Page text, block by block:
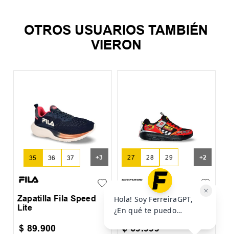
OTROS USUARIOS TAMBIÉN
VIERON
35 36 37 +3
Zapatilla Fila Speed
Lite
$ 89.900
27 28 29
31
+2
Zapatilla Skechers
Skech Tracks
$ 69.999